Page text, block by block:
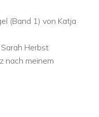
(Band 1) von Katja
Herbst
nach meinem